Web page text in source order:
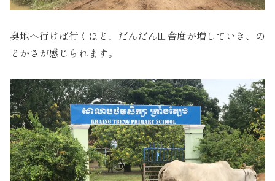
奥地へ行けば行くほど、だんだん田舎度が増していき、の
どかさが感じられます。